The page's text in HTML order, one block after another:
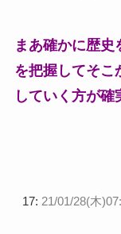
まあ確かに歴
を把握してそこ
していく方が確
17: 21/01/28(木